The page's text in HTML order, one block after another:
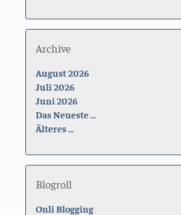
Archive
August 2026
Juli 2026
Juni 2026
Das Neueste ...
Älteres ...
Blogroll
Onli Blogging